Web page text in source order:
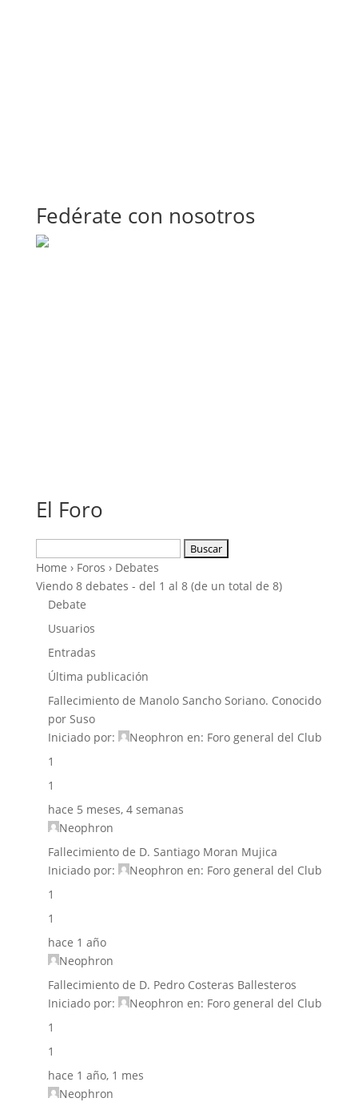
Fedérate con nosotros
El Foro
Home › Foros › Debates
Viendo 8 debates - del 1 al 8 (de un total de 8)
Debate
Usuarios
Entradas
Última publicación
Fallecimiento de Manolo Sancho Soriano. Conocido
por Suso
Iniciado por:
Neophron en: Foro general del Club
1
1
hace 5 meses, 4 semanas
Neophron
Fallecimiento de D. Santiago Moran Mujica
Iniciado por:
Neophron en: Foro general del Club
1
1
hace 1 año
Neophron
Fallecimiento de D. Pedro Costeras Ballesteros
Iniciado por:
Neophron en: Foro general del Club
1
1
hace 1 año, 1 mes
Neophron